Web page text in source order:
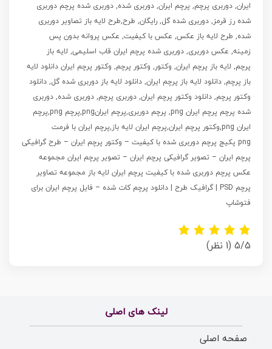
ایران, دوربری پرچم, پرچم ایران, دوربری شده, دوربری شده پرچم دوربری
شده رز قرمز, دوربری شده گل, رایگان, طرح,طرح لایه باز تصاویر دوربری
شده, طرح لایه باز عکس, عکس با کیفیت, عکس پروانه بدون پس
زمینه, عکس دوربری, دوربری شده پرچم ایران قاب اسلیمی, لایه باز
پرچم, لایه باز پرچم ایران, وکتور, وکتور پرچم, وکتور پرچم ایران دانلود لایه
باز پرچم, دانلود لایه باز پرچم ایران, دانلود لایه باز دوربری شده گل, دانلود
وکتور پرچم, دانلود وکتور پرچم ایران, دوربری پرچم, دوربری شده, دوربری
شده پرچم پرچم ایران png, پرچم دوربری,پرچم ایرانpng,پرچم png,پرچم
ایران png,وکتور پرچم ایران,پرچم ایران لایه باز,پرچم ایران با فرمت
png پکیج پرچم دوربری شده با کیفیت – وکتور پرچم ایران – طرح گرافیکی
پرچم ایران – تصویر گرافیکی پرچم ایران – تصویر پرچم ایران مجموعه
عکس پرچم دوربری شده با کیفیت پرچم ایران لایه باز مجموعه تصاویر
پرچم PSD | گرافیک طرح | دانلود پرچم کات شده – فایل پرچم ایران برای
فتوشاپ
5/5 (1 نظر)
لینک های اصلی
صفحه اصلی